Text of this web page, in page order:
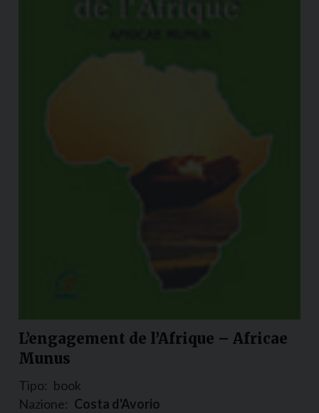
L’engagement de l’Afrique – Africae
Munus
Tipo: book
Nazione: Costa d'Avorio